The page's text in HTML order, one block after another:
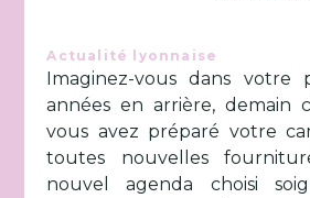
Actualité lyonnaise
Imaginez-vous dans votre
années en arrière, demain
vous avez préparé votre
toutes nouvelles
nouvel agenda choisi